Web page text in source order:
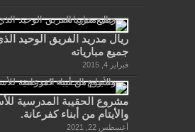
ريال مدريد الفريق الوحيد
جميع مبارياته
فبراير 4, 2015
مشروع الحقيبة المدرسية
والأيتام من أبناء كفرعانة.
أغسطس 22, 2021